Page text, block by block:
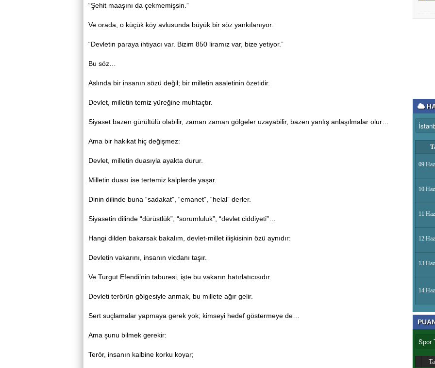
“Şehit maaşını da çekmemişsin.”
Ve orada, o küçük köy avlusunda büyük bir söz yankılanıyor:
“Devletin paraya ihtiyacı var. Bizim 850 liramız var, bize yetiyor.”
Bu söz…
Aslında bir insanın sözü değil; bir milletin asaletinin özetidir.
Devlet, milletin temiz yüreğine muhtaçtır.
Siyaset bazen gürültülü olabilir, zaman zaman gölgeler uzayabilir, bazen yanlış anlaşılmalar olur…
Ama bir hakikat hiç değişmez:
Devlet, milletin duasıyla ayakta durur.
Milletin duası ise tertemiz kalplerde yaşar.
Dinin dilinde buna “sadakat”, “emanet”, “helal” derler.
Siyasetin dilinde “dürüstlük”, “sorumluluk”, “devlet ciddiyeti”…
Hangi dilden bakarsak bakalım, devlet-millet ilişkisinin özü aynıdır:
Devletin vakarını, insanın vicdanı taşır.
Ve Turgut Efendi’nin taburesi, işte bu vakarın hatırlatıcısıdır.
Devleti terörün gölgesiyle anmak, bu millete ağır gelir.
Sert suçlamalar yapmaya gerek yok; kimseyi hedef göstermeye de…
Ama şunu bilmek gerekir:
Terör, insanın kalbine korku koyar;
09
10
11
12
13
14